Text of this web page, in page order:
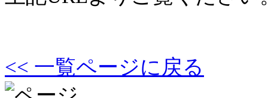
<< 一覧ページに戻る